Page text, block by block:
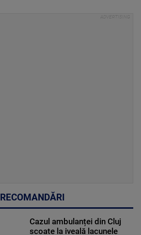
RECOMANDĂRI
Cazul ambulanței din Cluj
scoate la iveală lacunele